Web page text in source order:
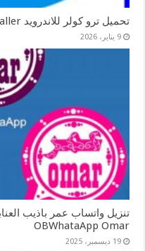
تحميل ترو كولر للاندرويد TrueCaller اخر اصدار 2026
9 يناير، 2026
OBWhataApp Omar
19 ديسمبر، 2025